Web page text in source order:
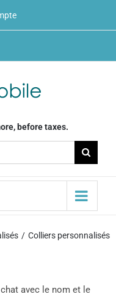
before taxes.
Colliers personnalisés
avec le nom et le